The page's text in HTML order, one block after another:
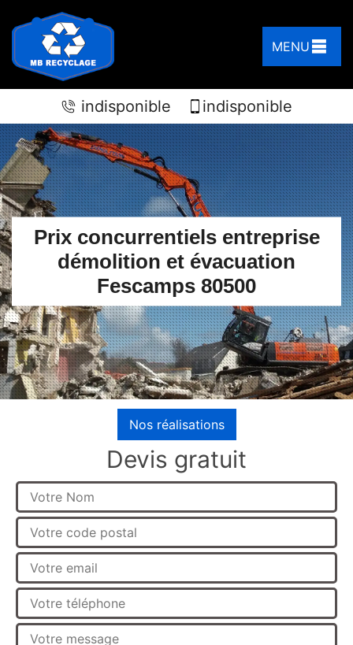
MENU
indisponible indisponible
Prix concurrentiels entreprise
démolition et évacuation
Fescamps 80500
Nos réalisations
Devis gratuit